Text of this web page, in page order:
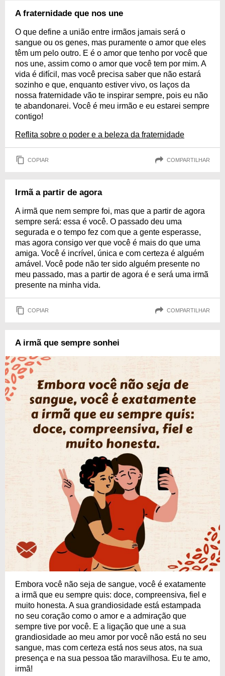
A fraternidade que nos une
O que define a união entre irmãos jamais será o
sangue ou os genes, mas puramente o amor que eles
têm um pelo outro. E é o amor que tenho por você que
nos une, assim como o amor que você tem por mim. A
vida é difícil, mas você precisa saber que não estará
sozinho e que, enquanto estiver vivo, os laços da
nossa fraternidade vão te inspirar sempre, pois eu não
te abandonarei. Você é meu irmão e eu estarei sempre
contigo!
Reflita sobre o poder e a beleza da fraternidade
COPIAR COMPARTILHAR
Irmã a partir de agora
A irmã que nem sempre foi, mas que a partir de agora
sempre será: essa é você. O passado deu uma
segurada e o tempo fez com que a gente esperasse,
mas agora consigo ver que você é mais do que uma
amiga. Você é incrível, única e com certeza é alguém
amável. Você pode não ter sido alguém presente no
meu passado, mas a partir de agora é e será uma irmã
presente na minha vida.
COPIAR COMPARTILHAR
A irmã que sempre sonhei
Embora você não seja de sangue, você é exatamente
a irmã que eu sempre quis: doce, compreensiva, fiel e
muito honesta. A sua grandiosidade está estampada
no seu coração como o amor e a admiração que
sempre tive por você. E a ligação que une a sua
grandiosidade ao meu amor por você não está no seu
sangue, mas com certeza está nos seus atos, na sua
presença e na sua pessoa tão maravilhosa. Eu te amo,
irmã!